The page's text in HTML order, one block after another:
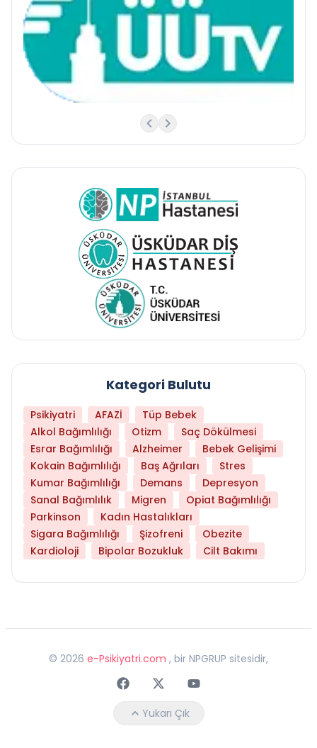
Kategori Bulutu
Psikiyatri AFAZİ
Tüp Bebek
Alkol Bağımlılığı
Otizm
Saç Dökülmesi
Esrar Bağımlılığı
Alzheimer
Bebek Gelişimi
Kokain Bağımlılığı
Baş Ağrıları
Stres
Kumar Bağımlılığı
Demans
Depresyon
Sanal Bağımlılık
Migren
Opiat Bağımlılığı
Parkinson
Kadın Hastalıkları
Sigara Bağımlılığı
Şizofreni
Obezite
Kardioloji
Bipolar Bozukluk Cilt Bakımı
© 2026 e-Psikiyatri.com , bir NPGRUP sitesidir,
FaceebokTwitterYoutube
Yukarı Çık